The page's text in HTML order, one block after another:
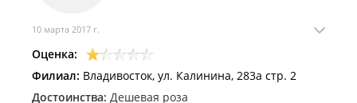
10 марта 2017 г.
Оценка:
Филиал: Владивосток, ул. Калинина, 283а стр. 2
Достоинства: Дешевая роза